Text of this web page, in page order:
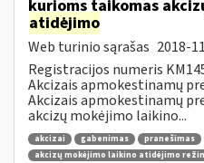
kurioms taikomas
atidėjimo
Web turinio sąrašas 2018-
Registracijos numeris
Akcizais apmokestinamų
Akcizais apmokestinamų
akcizų mokėjimo laikino...
akcizai gabenimas pranešimas
akcizų mokėjimo laikino atidėjimo